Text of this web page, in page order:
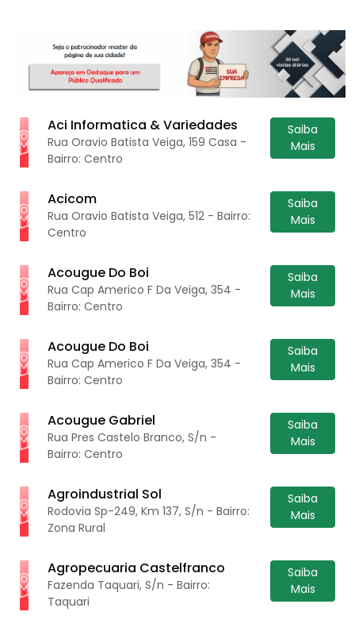
Aci Informatica & Variedades
Rua Oravio Batista Veiga, 159 Casa -
Bairro: Centro
Saiba
Mais
Acicom
Rua Oravio Batista Veiga, 512 - Bairro:
Centro
Saiba
Mais
Acougue Do Boi
Rua Cap Americo F Da Veiga, 354 -
Bairro: Centro
Saiba
Mais
Acougue Do Boi
Rua Cap Americo F Da Veiga, 354 -
Bairro: Centro
Saiba
Mais
Acougue Gabriel
Rua Pres Castelo Branco, S/n -
Bairro: Centro
Saiba
Mais
Agroindustrial Sol
Rodovia Sp-249, Km 137, S/n - Bairro:
Zona Rural
Saiba
Mais
Agropecuaria Castelfranco
Fazenda Taquari, S/n - Bairro:
Taquari
Saiba
Mais